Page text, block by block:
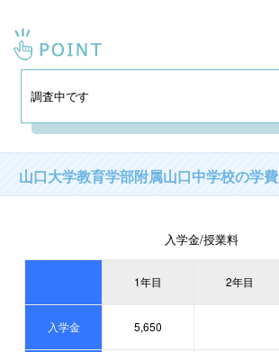
調査中です
山口大学教育学部附属山口中学校の学費
入学金/授業料
1年目 2年目
入学金 5,650